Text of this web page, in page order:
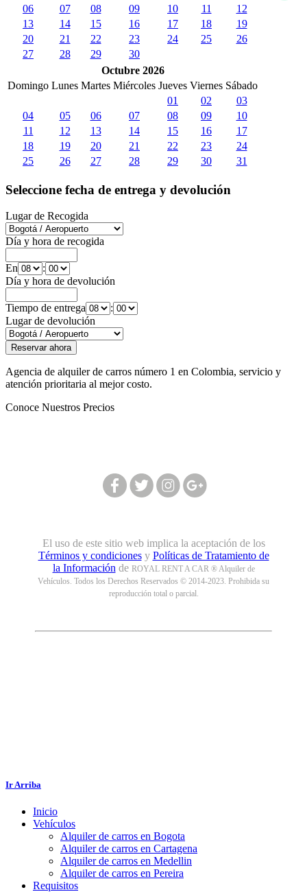
06
07 08 09 10 11
12
13
14 15 16 17 18
19
20
21 22 23 24 25
26
27
28 29
30
Octubre 2026
Domingo Lunes Martes Miércoles Jueves Viernes Sábado
01
02
03
04
05 06 07 08 09
10
11
12 13 14 15 16
17
18
19 20 21 22 23
24
25
26 27 28 29 30 31
Seleccione fecha de entrega y devolución
Lugar de Recogida
Día y hora de recogida
En
:
Día y hora de devolución
Tiempo de entrega
:
Lugar de devolución
Agencia de alquiler de carros número 1 en Colombia, servicio y
atención prioritaria al mejor costo.
Conoce Nuestros Precios
El uso de este sitio web implica la aceptación de los
Términos y condicionesy Políticas de Tratamiento de
la Informaciónde ROYAL RENT A CAR ® Alquiler de
Vehículos. Todos los Derechos Reservados © 2014-2023. Prohibida su
reproducción total o parcial.
Ir Arriba
Inicio
Vehículos
Alquiler de carros en Bogota
Alquiler de carros en Cartagena
Alquiler de carros en Medellin
Alquiler de carros en Pereira
Requisitos